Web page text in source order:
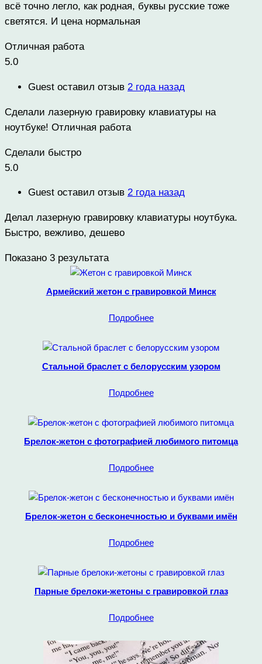
всё точно легло, как родная, буквы русские тоже
светятся. И цена нормальная
Отличная работа
5.0
Guest оставил отзыв 2 года назад
Сделали лазерную гравировку клавиатуры на
ноутбуке! Отличная работа
Сделали быстро
5.0
Guest оставил отзыв 2 года назад
Делал лазерную гравировку клавиатуры ноутбука.
Быстро, вежливо, дешево
Показано 3 результата
Армейский жетон с гравировкой Минск
Подробнее
Стальной браслет с белорусским узором
Подробнее
Брелок-жетон с фотографией любимого питомца
Подробнее
Брелок-жетон с бесконечностью и буквами имён
Подробнее
Парные брелоки-жетоны с гравировкой глаз
Подробнее